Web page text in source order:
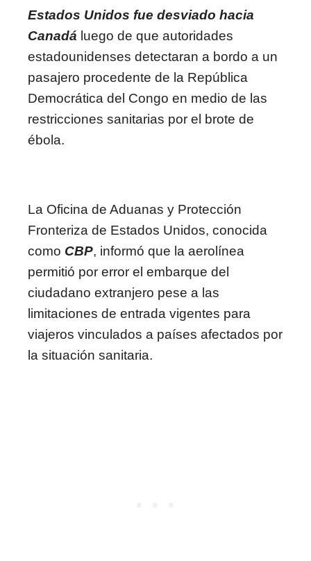
Estados Unidos fue desviado hacia
Canadá luego de que autoridades
estadounidenses detectaran a bordo a un
pasajero procedente de la República
Democrática del Congo en medio de las
restricciones sanitarias por el brote de
ébola.
La Oficina de Aduanas y Protección
Fronteriza de Estados Unidos, conocida
como CBP, informó que la aerolínea
permitió por error el embarque del
ciudadano extranjero pese a las
limitaciones de entrada vigentes para
viajeros vinculados a países afectados por
la situación sanitaria.